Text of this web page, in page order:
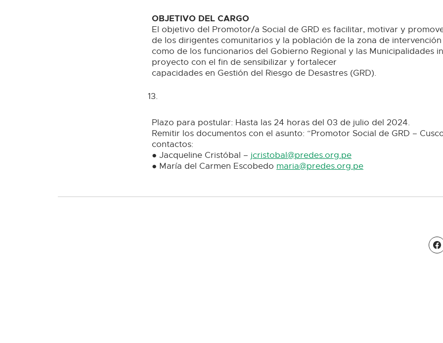
OBJETIVO DEL CARGO
El objetivo del Promotor/a Social de GRD es facilitar, motivar y
de los dirigentes comunitarios y la población de la zona de
como de los funcionarios del Gobierno Regional y las Municipalidades
proyecto con el fin de sensibilizar y fortalecer
capacidades en Gestión del Riesgo de Desastres (GRD).
Plazo para postular: Hasta las 24 horas del 03 de julio del 2024.
Remitir los documentos con el asunto: “Promotor Social de GRD –
contactos:
● Jacqueline Cristóbal – jcristobal@predes.org.pe
● María del Carmen Escobedo maria@predes.org.pe